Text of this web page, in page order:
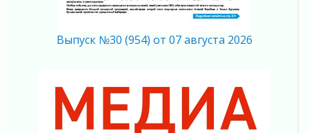
Вниманию автомобилистов!
Память, сталь и музыка
04 августа 2026
Никакого принуждения, только письменное
согласие
Выпуск №30 (954) от 07 августа 2026